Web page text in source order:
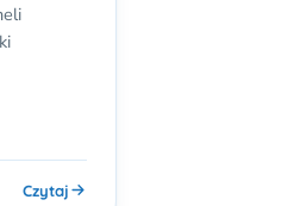
Czytaj